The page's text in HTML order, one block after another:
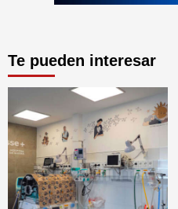
Te pueden interesar